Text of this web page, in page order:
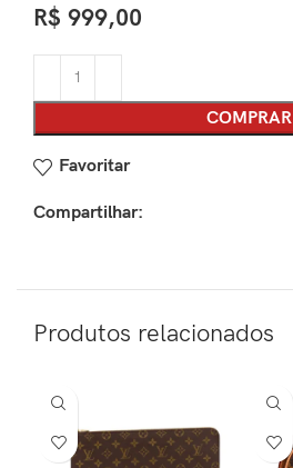
R$ 999,00
COMPRAR
Favoritar
Compartilhar:
Produtos relacionados